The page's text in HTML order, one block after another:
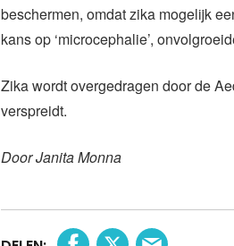
beschermen, omdat zika mogelijk
kans op ‘microcephalie’,
Zika wordt overgedragen door de
verspreidt.
Door Janita Monna